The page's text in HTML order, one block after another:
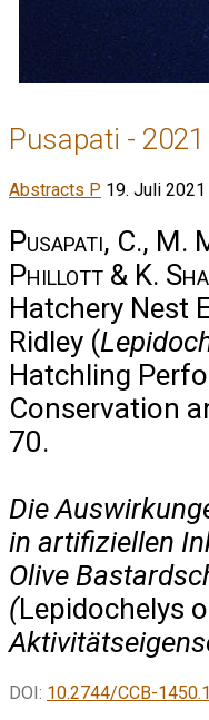
Pusapati - 2021
Abstracts P 19. Juli 2021
Pusapati, C., M.
Phillott & K.
Hatchery Nest
Ridley (
Hatchling
Conservation
70.
Die
in artifiziellen
Olive
(Lepidochelys
DOI: 10.2744/CCB-